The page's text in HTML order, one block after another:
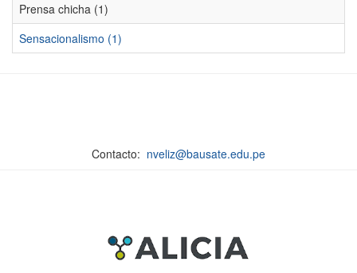
Prensa chicha (1)
Sensacionalismo (1)
Contacto: nveliz@bausate.edu.pe